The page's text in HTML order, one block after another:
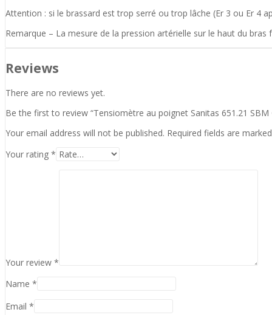
Attention : si le brassard est trop serré ou trop lâche (Er 3 ou Er 4
Remarque – La mesure de la pression artérielle sur le haut du
Reviews
There are no reviews yet.
Be the first to review “Tensiomètre au poignet Sanitas 651.21
Your email address will not be published. Required fields are
Your rating *
Your review *
Name *
Email *